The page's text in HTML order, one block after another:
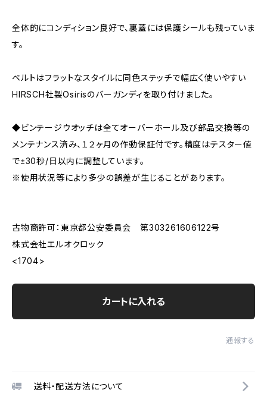
全体的にコンディション良好で、裏蓋には保護シールも残っていま
す。
ベルトはフラットなスタイルに同色ステッチで幅広く使いやすい
HIRSCH社製Osirisのバーガンディを取り付けました。
◆ビンテージウオッチは全てオーバーホール及び部品交換等の
メンテナンス済み、１２ヶ月の作動保証付です。精度はテスター値
で±30秒/日以内に調整しています。
※使用状況等により多少の誤差が生じることがあります。
古物商許可：東京都公安委員会 第303261606122号
株式会社エルオクロック
<1704>
カートに入れる
通報する
送料・配送方法について